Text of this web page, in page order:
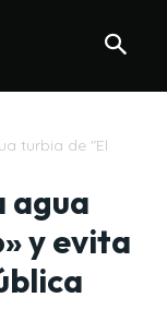
turbia de "El
agua
y evita